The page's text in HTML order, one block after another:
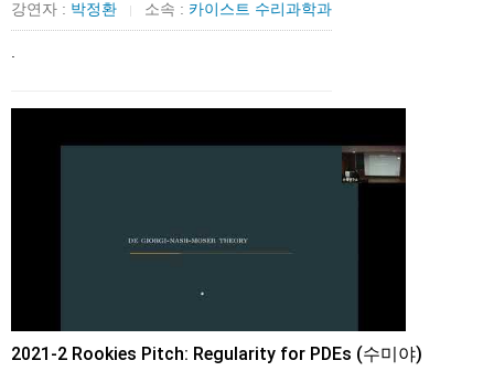
강연자 : 박정환 | 소속 : 카이스트 수리과학과
2021-2 Rookies Pitch: Regularity for PDEs (수미야)